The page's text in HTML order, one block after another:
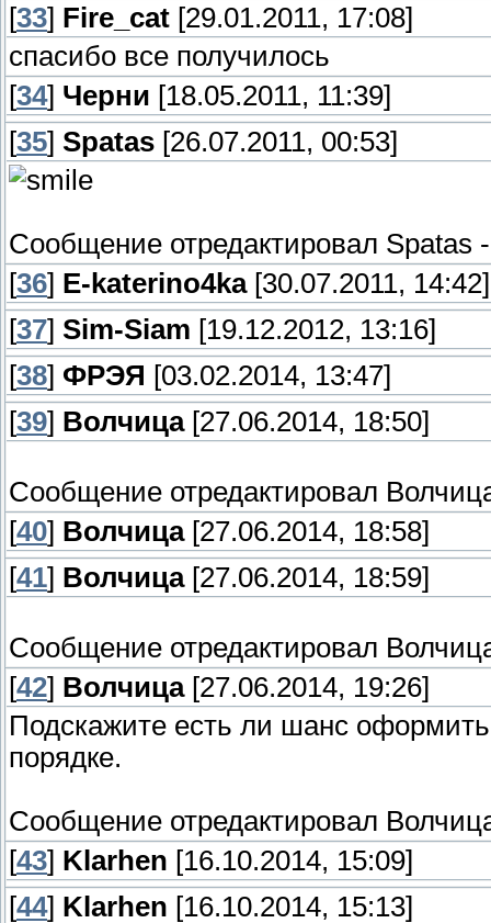
[33] Fire_cat [29.01.2011, 17:08]
спасибо все получилось
[34] Черни [18.05.2011, 11:39]
[35] Spatas [26.07.2011, 00:53]
Сообщение отредактировал Spatas
[36] E-katerino4ka[30.07.2011, 14:42]
[37] Sim-Siam [19.12.2012, 13:16]
[38] ФРЭЯ [03.02.2014, 13:47]
[39] Волчица[27.06.2014, 18:50]
Сообщение отредактировал
[40] Волчица[27.06.2014, 18:58]
[41] Волчица[27.06.2014, 18:59]
Сообщение отредактировал
[42] Волчица[27.06.2014, 19:26]
Подскажите есть ли шанс оформить
порядке.
Сообщение отредактировал
[43] Klarhen [16.10.2014, 15:09]
[44] Klarhen [16.10.2014, 15:13]